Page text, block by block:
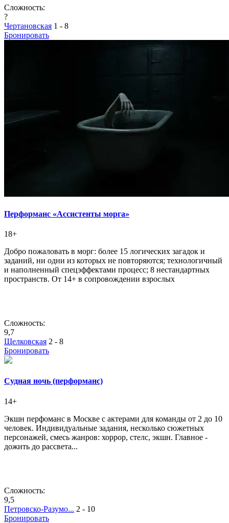
Сложность:
?
Чертановская 1 - 8
Бронировать
Перформанс «Ассистенты морга»
18+
Добро пожаловать в морг: более 15 логических загадок и
заданий, ни одни из которых не повторяются; технологичный
и наполненный спецэффектами процесс; 8 нестандартных
пространств. От 14+ в сопровождении взрослых
Сложность:
9,7
Щелковская 2 - 8
Бронировать
Судная ночь (перформанс)
14+
Экшн перфоманс в Москве с актерами для команды от 2 до 10
человек. Индивидуальные задания, несколько сюжетных
персонажей, смесь жанров: хоррор, стелс, экшн. Главное -
дожить до рассвета...
Сложность:
9,5
Петровско-Разумо... 2 - 10
Бронировать